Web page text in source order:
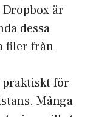
är
dessa
filer från
för
Många